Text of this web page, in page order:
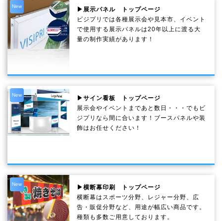
New
▶展示パネル トップページ
ビジプリでは各種展示会や見本市、イベント
で使用する展示パネルは20年以上に渡る大
量の制作実績があります！
New
▶サイン看板 トップページ
展示会やイベントまであと数日・・・でもビ
ジプリなら間に合います！ブースパネルや装
飾はお任せください！
New
▶横断幕印刷 トップページ
横断幕はスポーツ分野、レジャー分野、広
告・販促分野など、用途が幅広い商品です。
種類も多数ご用意しております。